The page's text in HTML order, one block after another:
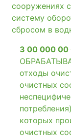
сооружениях
систему
сбросом в
3 00 000 00
отходы
очистных
которых
очистных